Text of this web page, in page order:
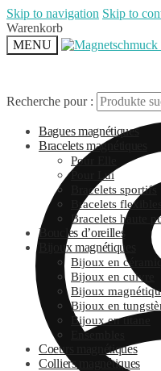
Skip to navigation Skip to
Warenkorb
MENU
Recherche pour :
Bagues magnétiques
Bracelets magnétiques
Pour Elle
Pour Lui
Bracelets sportifs
Bracelets flexibles
Bracelets haute
Boucles d’oreilles
Bijoux magnétiques
Bijoux en
Bijoux en cuivre
Bijoux
Bijoux en
Bijoux en titane
Ensembles
Coeurs magnétiques
Colliers magnétiques